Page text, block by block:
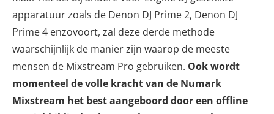
apparatuur zoals de Denon DJ Prime 2, Denon DJ
Prime 4 enzovoort, zal deze derde methode
waarschijnlijk de manier zijn waarop de meeste
mensen de Mixstream Pro gebruiken. Ook wordt
momenteel de volle kracht van de Numark
Mixstream het best aangeboord door een offline